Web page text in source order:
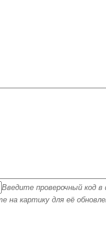
Введите проверочный код
на картику для её